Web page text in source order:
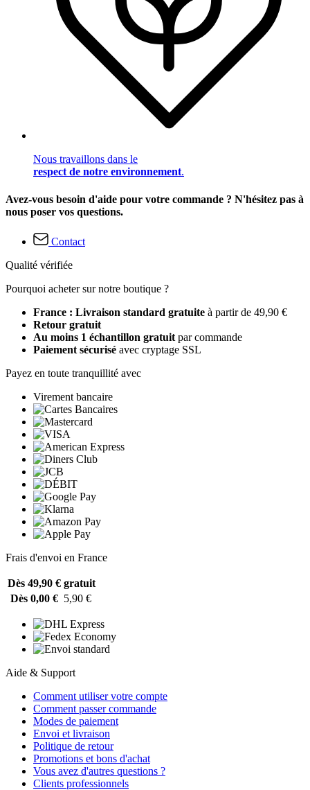
Nous travaillons dans le
respect de notre environnement.
Avez-vous besoin d'aide pour votre commande ? N'hésitez pas à
nous poser vos questions.
Contact
Qualité vérifiée
Pourquoi acheter sur notre boutique ?
France : Livraison standard gratuite à partir de 49,90 €
Retour gratuit
Au moins 1 échantillon gratuit par commande
Paiement sécurisé avec cryptage SSL
Payez en toute tranquillité avec
Virement bancaire
Frais d'envoi en France
Dès 49,90 € gratuit
Dès 0,00 € 5,90 €
Aide & Support
Comment utiliser votre compte
Comment passer commande
Modes de paiement
Envoi et livraison
Politique de retour
Promotions et bons d'achat
Vous avez d'autres questions ?
Clients professionnels